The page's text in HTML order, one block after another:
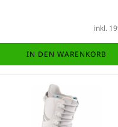
inkl.
IN DEN WARENKORB